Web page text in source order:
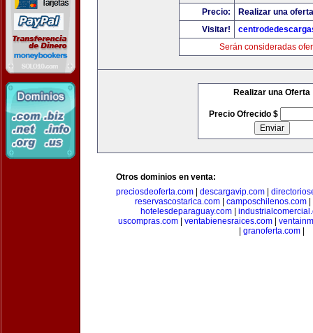
Precio:
Realizar una
Visitar!
Serán consideradas
Realizar una Oferta
Precio Ofrecido $
Otros dominios en venta:
preciosdeoferta.com
descargavip.com
reservascostarica.com
camposchilenos.com
hotelesdeparaguay.com|
uscompras.com| ventabienesraices.com|
granoferta.com